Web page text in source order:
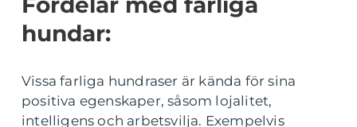
hundar:
Vissa farliga hundraser är kända för sina
positiva egenskaper, såsom lojalitet,
intelligens och arbetsvilja. Exempelvis